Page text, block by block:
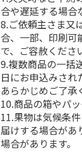
合や遅延する場合
8.ご依頼主さま又
合、一部、印刷可
で、ご容赦くださ
9.複数商品の一括
日にお申込みされ
あらかじめご了承
10.商品の箱やパ
11.果物は気候条
届けする場合があ
場合があります。